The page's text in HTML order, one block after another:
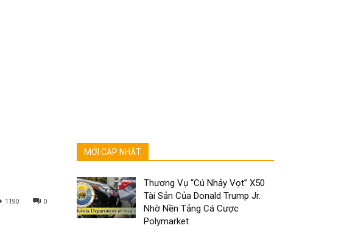
0
1190
MỚI CẬP NHẬT
Thương Vụ “Cú Nhảy Vọt” X50
Tài Sản Của Donald Trump Jr.
Nhờ Nền Tảng Cá Cược
Polymarket